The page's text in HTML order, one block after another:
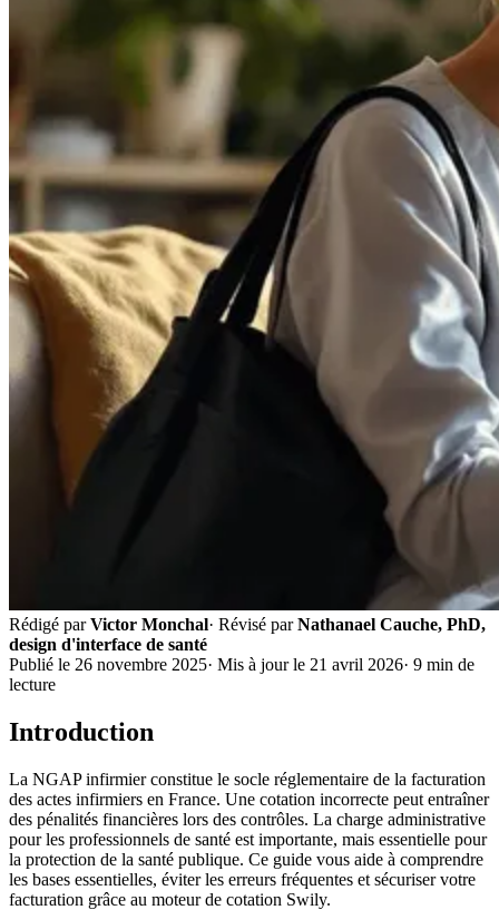
Rédigé par Victor Monchal· Révisé par Nathanael Cauche, PhD,
design d'interface de santé
Publié le 26 novembre 2025· Mis à jour le 21 avril 2026· 9 min de
lecture
Introduction
La NGAP infirmier constitue le socle réglementaire de la facturation
des actes infirmiers en France. Une cotation incorrecte peut entraîner
des pénalités financières lors des contrôles. La charge administrative
pour les professionnels de santé est importante, mais essentielle pour
la protection de la santé publique. Ce guide vous aide à comprendre
les bases essentielles, éviter les erreurs fréquentes et sécuriser votre
facturation grâce au moteur de cotation Swily.